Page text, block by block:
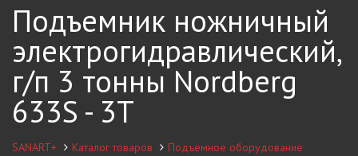
Подъемник ножничный
электрогидравлический,
г/п 3 тонны Nordberg
633S - 3T
SANART+ Каталог товаров Подъемное оборудование